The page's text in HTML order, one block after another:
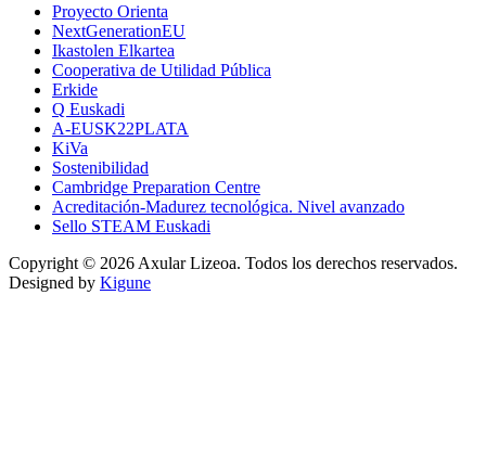
Proyecto Orienta
NextGenerationEU
Ikastolen Elkartea
Cooperativa de Utilidad Pública
Erkide
Q Euskadi
A-EUSK22PLATA
KiVa
Sostenibilidad
Cambridge Preparation Centre
Acreditación-Madurez tecnológica. Nivel avanzado
Sello STEAM Euskadi
Copyright © 2026 Axular Lizeoa. Todos los derechos reservados.
Designed by Kigune